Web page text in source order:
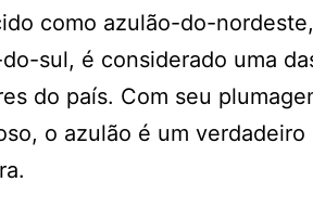
como azulão-do-
sul, é considerado uma
do país. Com seu
o azulão é um verdadeiro